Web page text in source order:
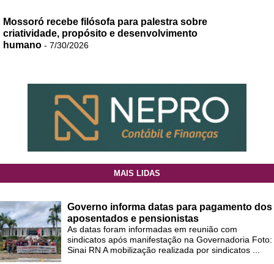
Mossoró recebe filósofa para palestra sobre
criatividade, propósito e desenvolvimento
humano - 7/30/2026
MAIS LIDAS
Governo informa datas para pagamento dos
aposentados e pensionistas
As datas foram informadas em reunião com
sindicatos após manifestação na Governadoria Foto:
Sinai RN A mobilização realizada por sindicatos ...